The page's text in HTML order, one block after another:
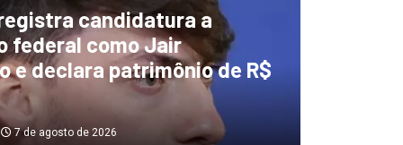
desvios de
emendas Pix
7 de agosto de 2026
candidatura a
federal como Jair
e declara patrimônio de R$
7 de agosto de 2026